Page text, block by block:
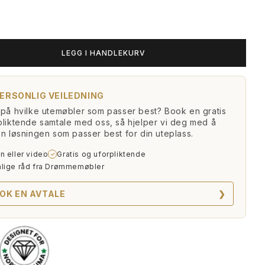
LEGG I HANDLEKURV
VEILEDNING
hvilke utemøbler som passer best? Book en gratis
samtale med oss, så hjelper vi deg med å
løsningen som passer best for din uteplass.
eller video ✓ Gratis og uforpliktende
råd fra Drømmemøbler
EN AVTALE ❯